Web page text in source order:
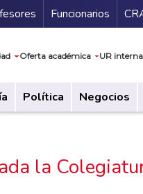
Funcionarios
Oferta académica UR
Política Negocios
la